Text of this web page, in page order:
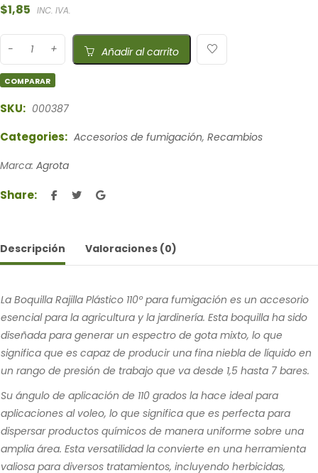
$1,85 INC. IVA.
Añadir al carrito
COMPARAR
SKU: 000387
Categories: Accesorios de fumigación, Recambios
Marca: Agrota
Share:
Descripción Valoraciones (0)
La Boquilla Rajilla Plástico 110º para fumigación es un accesorio
esencial para la agricultura y la jardinería. Esta boquilla ha sido
diseñada para generar un espectro de gota mixto, lo que
significa que es capaz de producir una fina niebla de líquido en
un rango de presión de trabajo que va desde 1,5 hasta 7 bares.
Su ángulo de aplicación de 110 grados la hace ideal para
aplicaciones al voleo, lo que significa que es perfecta para
dispersar productos químicos de manera uniforme sobre una
amplia área. Esta versatilidad la convierte en una herramienta
valiosa para diversos tratamientos, incluyendo herbicidas,